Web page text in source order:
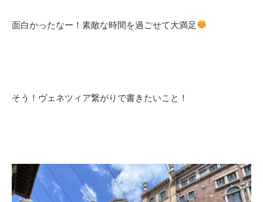
面白かったなー！素敵な時間を過ごせて大満足
そう！ヴェネツィア繋がりで書きたいこと！